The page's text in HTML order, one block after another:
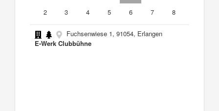
2
3 4 5 6 7 8
Fuchsenwiese 1, 91054, Erlangen
E-Werk Clubbühne